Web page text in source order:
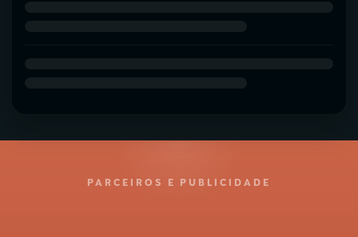
PARCEIROS E PUBLICIDADE